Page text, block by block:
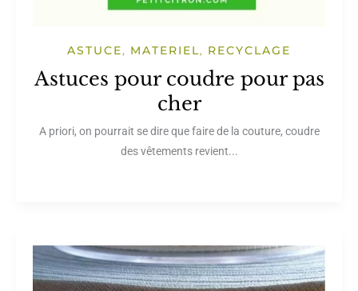
ASTUCE, MATERIEL, RECYCLAGE
Astuces pour coudre pour pas
cher
A priori, on pourrait se dire que faire de la couture, coudre
des vêtements revient...